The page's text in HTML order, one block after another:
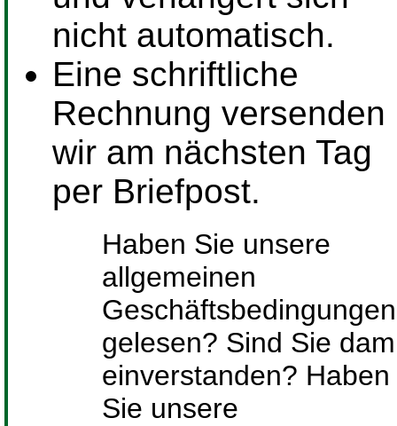
nicht automatisch.
Eine schriftliche
Rechnung versenden
wir am nächsten Tag
per Briefpost.
Haben Sie unsere
allgemeinen
Geschäftsbedingungen
gelesen? Sind Sie
einverstanden? Haben
Sie unsere